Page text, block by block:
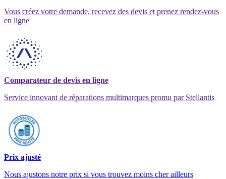
Vous créez votre demande, recevez des devis et prenez rendez-vous
en ligne
Comparateur de devis en ligne
Service innovant de réparations multimarques promu par Stellantis
Prix ajusté
Nous ajustons notre prix si vous trouvez moins cher ailleurs